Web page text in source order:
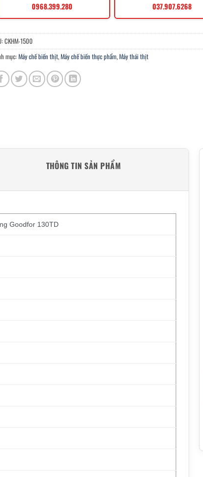
0968.399.280 037.907.6268
CKHM-1500
mục:Máy chế biến thịt,Máy chế biến thực phẩm,Máy thái thịt
THÔNG TIN SẢN PHẨM
Goodfor 130TD